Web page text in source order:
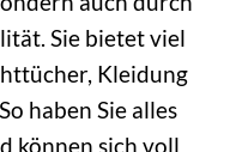
Sie bietet viel
Kleidung
haben Sie alles
können sich voll